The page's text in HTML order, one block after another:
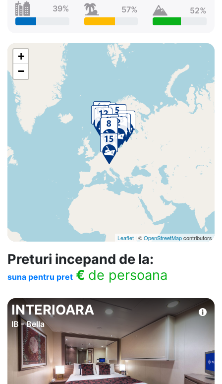
39%
57%
52%
+
−
Leaflet | ©OpenStreetMapcontributors
Preturi incepand de la:
suna pentru pret € de persoana
INTERIOARA
IB - Bella